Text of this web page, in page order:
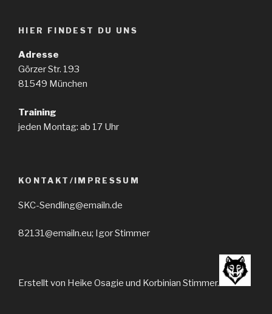
HIER FINDEST DU UNS
Adresse
Görzer Str. 193
81549 München
Training
jeden Montag: ab 17 Uhr
KONTAKT/IMPRESSUM
SKC-Sendling@emailn.de
82131@emailn.eu; Igor Stimmer
Erstellt von Heike Osagie und Korbinian Stimmer.